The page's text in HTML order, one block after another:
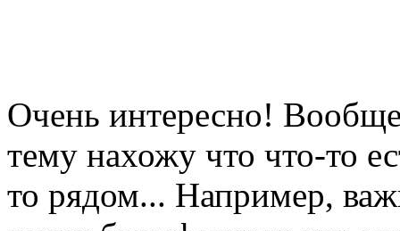
Очень интересно!
тему нахожу что что-то
то рядом... Например,